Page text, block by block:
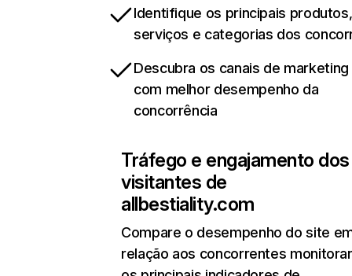
Identifique os principais produtos,
serviços e categorias dos
Descubra os canais de
com melhor desempenho da
concorrência
Tráfego e engajamento dos
visitantes de
allbestiality.com
Compare o desempenho do site
relação aos concorrentes